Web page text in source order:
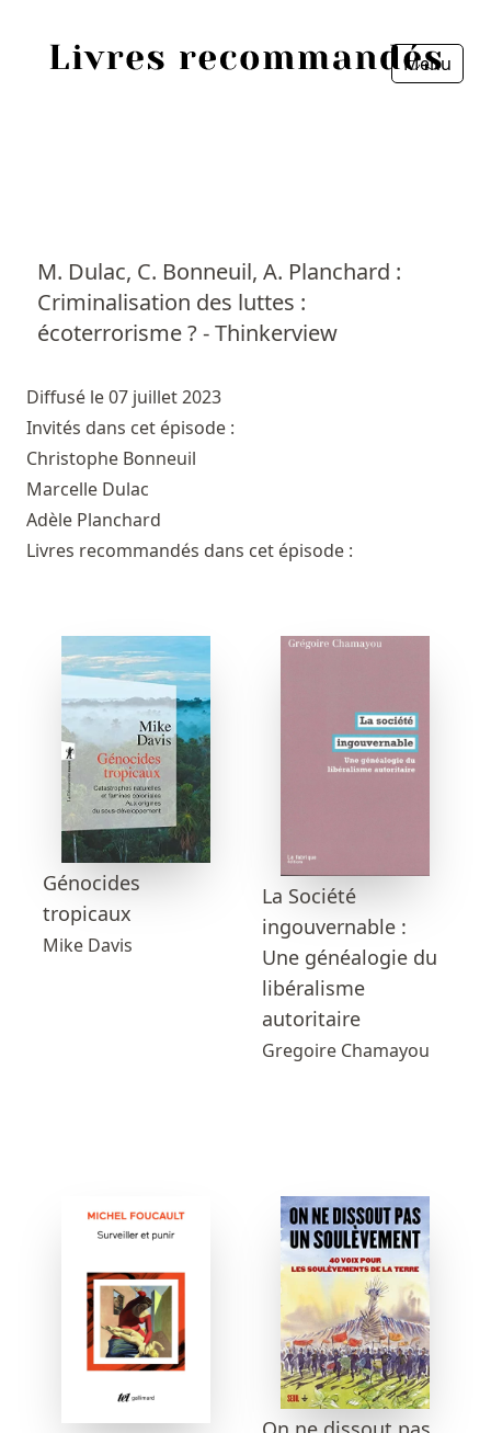
Menu
M. Dulac, C. Bonneuil, A. Planchard :
Criminalisation des luttes :
écoterrorisme ? - Thinkerview
Diffusé le 07 juillet 2023
Invités dans cet épisode :
Christophe Bonneuil
Marcelle Dulac
Adèle Planchard
Livres recommandés dans cet épisode :
Génocides
tropicaux
Mike Davis
La Société
ingouvernable :
Une généalogie du
libéralisme
autoritaire
Gregoire Chamayou
Personnes
Livres les plus recommandés
Prix littéraires
Fermer